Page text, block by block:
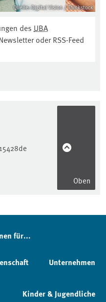
Quelle: Digital Vision / Thinkstock
des UBA
oder RSS-Feed
Oben
für...
Unternehmen
Kinder & Jugendliche